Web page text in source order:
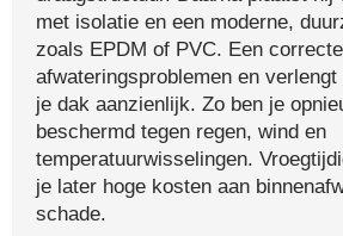
met isolatie en een moderne,
zoals EPDM of PVC. Een
afwateringsproblemen en
je dak aanzienlijk. Zo ben je
beschermd tegen regen, wind en
temperatuurwisselingen.
je later hoge kosten aan
schade.